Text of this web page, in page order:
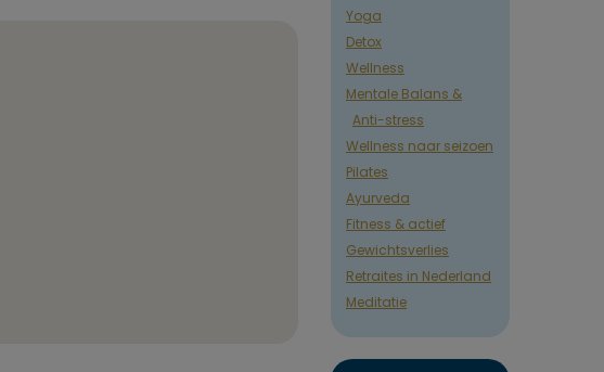
Yoga
Detox
Wellness
Mentale Balans &
Anti-stress
Wellness naar seizoen
Pilates
Ayurveda
Fitness & actief
Gewichtsverlies
Retraites in Nederland
Meditatie